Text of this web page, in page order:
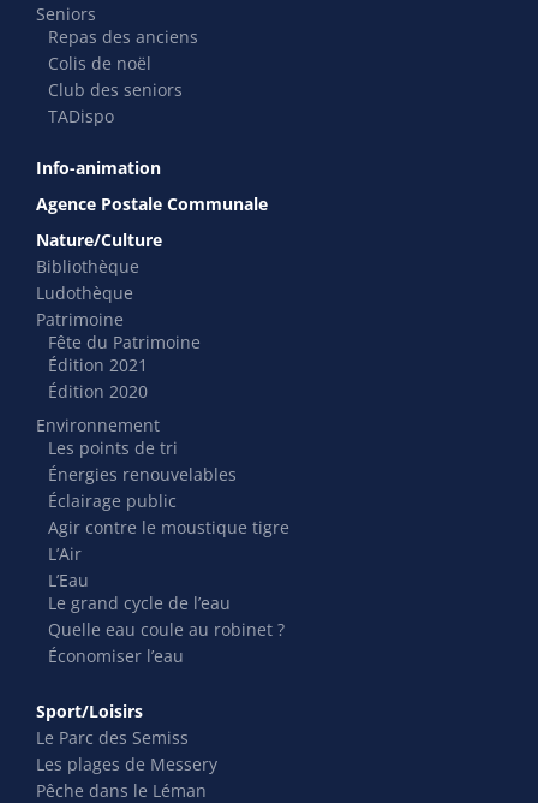
Seniors
Repas des anciens
Colis de noël
Club des seniors
TADispo
Info-animation
Agence Postale Communale
Nature/Culture
Bibliothèque
Ludothèque
Patrimoine
Fête du Patrimoine
Édition 2021
Édition 2020
Environnement
Les points de tri
Énergies renouvelables
Éclairage public
Agir contre le moustique tigre
L’Air
L’Eau
Le grand cycle de l’eau
Quelle eau coule au robinet ?
Économiser l’eau
Sport/Loisirs
Le Parc des Semiss
Les plages de Messery
Pêche dans le Léman